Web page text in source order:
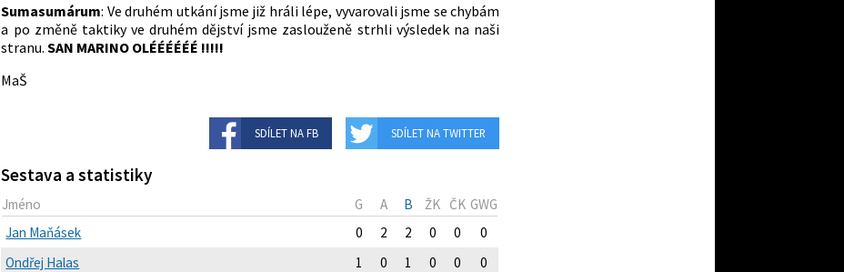
Sumasumárum: Ve druhém utkání jsme již hráli lépe, vyvarovali jsme se chybám
a po změně taktiky ve druhém dějství jsme zaslouženě strhli výsledek na naši
stranu.SAN MARINO OLÉÉÉÉÉÉ !!!!!
MaŠ
SDÍLET NA FB SDÍLET NA TWITTER
Sestava a statistiky
Jméno G A B ŽK ČK GWG
Jan Maňásek
0 2 2 0 0
0
Ondřej Halas
1 0 1 0 0
0